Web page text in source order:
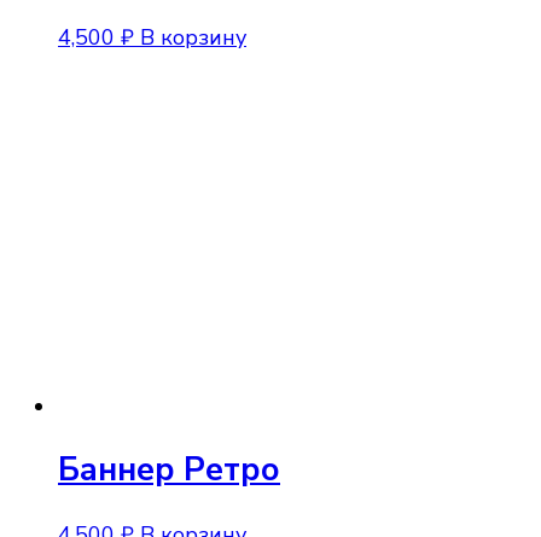
4,500 ₽ В корзину
Баннер Ретро